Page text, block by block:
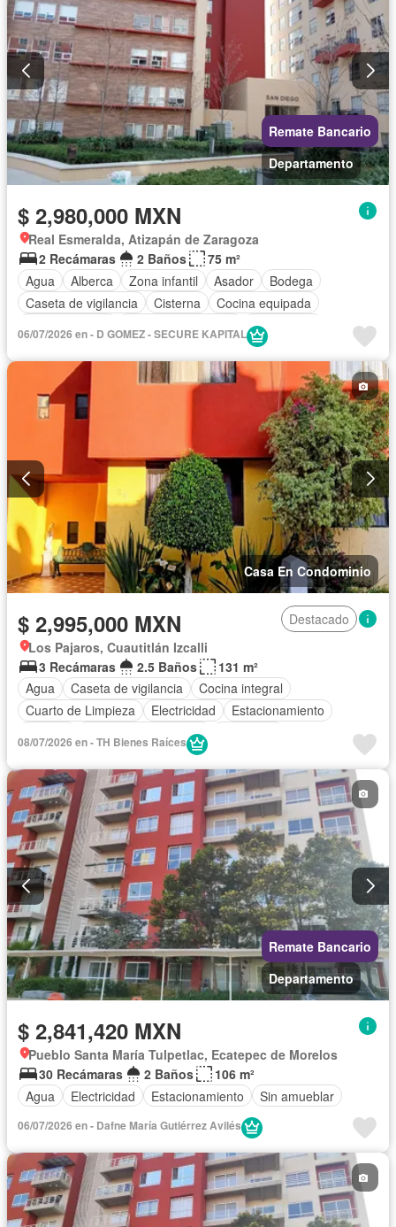
Remate Bancario
Departamento
$ 2,980,000 MXN
Real Esmeralda, Atizapán de Zaragoza
2 Recámaras
2 Baños
75 m²
Agua
Alberca Zona infantil Asador
Bodega
Caseta de vigilancia
Cisterna
Cocina equipada
Electricidad
Gas natural
Seguridad Sin amueblar
06/07/2026 en - D GOMEZ - SECURE KAPITAL
Casa En Condominio
$ 2,995,000 MXN
Destacado
Los Pajaros, Cuautitlán Izcalli
3 Recámaras
2.5 Baños
131 m²
Agua
Caseta de vigilancia
Cocina integral
Cuarto de Limpieza
Electricidad
Estacionamiento
Recámara con closet
Sin amueblar
08/07/2026 en - TH Bienes Raíces
Remate Bancario
Departamento
$ 2,841,420 MXN
Pueblo Santa María Tulpetlac, Ecatepec de Morelos
30 Recámaras
2 Baños
106 m²
Agua
Electricidad Estacionamiento Sin amueblar
06/07/2026 en - Dafne María Gutiérrez Avilés